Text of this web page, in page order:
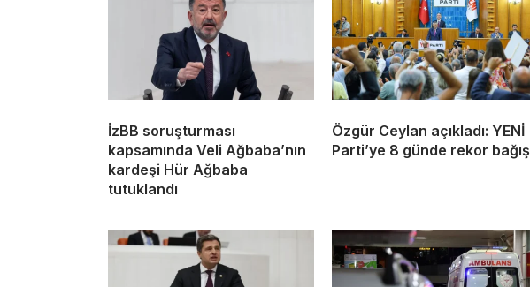
İzBB soruşturması
kapsamında Veli Ağbaba’nın
kardeşi Hür Ağbaba
tutuklandı
Özgür Ceylan açıkladı: YENİ
Parti’ye 8 günde rekor bağış